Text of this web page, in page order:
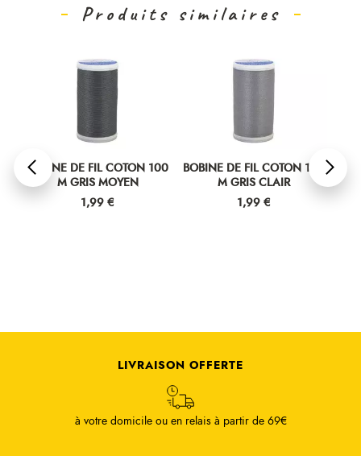
Produits similaires
BOBINE DE FIL COTON 100
M GRIS MOYEN
Prix
1,99 €
BOBINE DE FIL COTON 100
M GRIS CLAIR
Prix
1,99 €
LIVRAISON OFFERTE
à votre domicile ou en relais à partir de 69€